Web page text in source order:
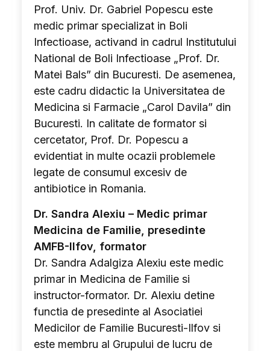
Prof. Univ. Dr. Gabriel Popescu este
medic primar specializat in Boli
Infectioase, activand in cadrul Institutului
National de Boli Infectioase „Prof. Dr.
Matei Bals” din Bucuresti. De asemenea,
este cadru didactic la Universitatea de
Medicina si Farmacie „Carol Davila” din
Bucuresti. ​In calitate de formator si
cercetator, Prof. Dr. Popescu a
evidentiat in multe ocazii problemele
legate de consumul excesiv de
antibiotice in Romania.
Dr. Sandra Alexiu – Medic primar
Medicina de Familie, presedinte
AMFB-Ilfov, formator
Dr. Sandra Adalgiza Alexiu este medic
primar in Medicina de Familie si
instructor-formator. Dr. Alexiu detine
functia de presedinte al Asociatiei
Medicilor de Familie Bucuresti-Ilfov si
este membru al Grupului de lucru de